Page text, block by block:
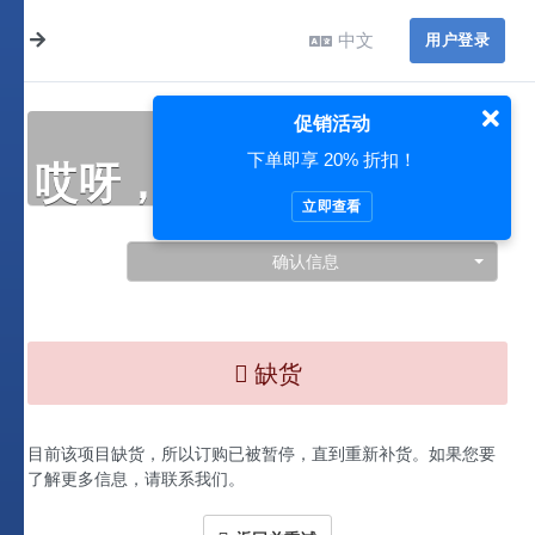
中文 用户登录
哎呀，此处出现了问题…
确认信息
缺货
目前该项目缺货，所以订购已被暂停，直到重新补货。如果您要
了解更多信息，请联系我们。
促销活动
下单即享 20% 折扣！
立即查看